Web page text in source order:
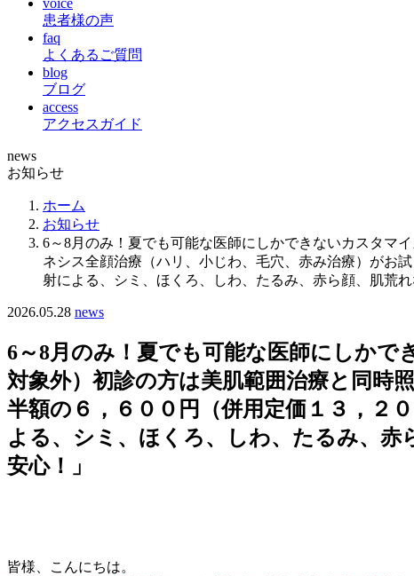
voice
患者様の声
faq
よくあるご質問
blog
ブログ
access
アクセスガイド
news
お知らせ
ホーム
お知らせ
6～8月のみ！夏でも可能な医師にしかできないカスタマ
ネシス全顔治療（ハリ、小じわ、毛穴、赤み治療）がお
射による、シミ、ほくろ、しわ、たるみ、赤ら顔、肌荒
2026.05.28 news
6～8月のみ！夏でも可能な医師にしか
対象外）初診の方は美肌範囲治療と同時
半額の６，６００円（併用定価１３，２
よる、シミ、ほくろ、しわ、たるみ、
安心！」
皆様、こんにちは。